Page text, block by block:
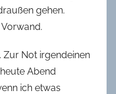
gehen.
Zur Not irgendeinen
Abend
ich etwas